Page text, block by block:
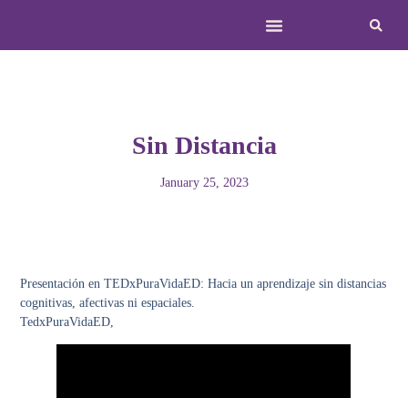
Sin Distancia
January 25, 2023
Presentación en TEDxPuraVidaED: Hacia un aprendizaje sin distancias
cognitivas, afectivas ni espaciales.
TedxPuraVidaED,